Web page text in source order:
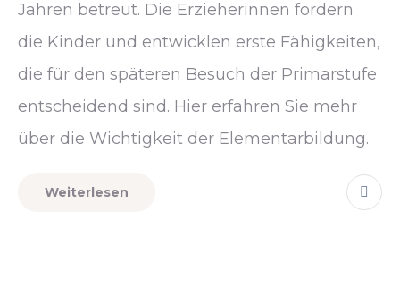
Jahren betreut. Die Erzieherinnen fördern
die Kinder und entwicklen erste Fähigkeiten,
die für den späteren Besuch der Primarstufe
entscheidend sind. Hier erfahren Sie mehr
über die Wichtigkeit der Elementarbildung.
Weiterlesen